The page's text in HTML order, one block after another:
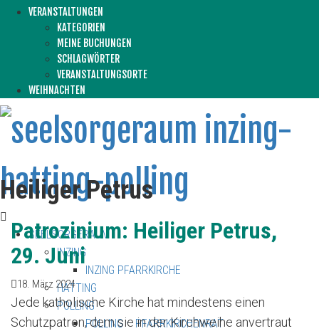
VERANSTALTUNGEN
KATEGORIEN
MEINE BUCHUNGEN
SCHLAGWÖRTER
VERANSTALTUNGSORTE
WEIHNACHTEN
SEELSORGERAUM
INZING
INZING PFARRKIRCHE
HATTING
POLLING
POLLING – PFARRKIRCHENRAT –
Heiliger Petrus
Patrozinium: Heiliger Petrus,
29. Juni
18. März 2024
Jede katholische Kirche hat mindestens einen
Schutzpatron, dem sie in der Kirchweihe anvertraut